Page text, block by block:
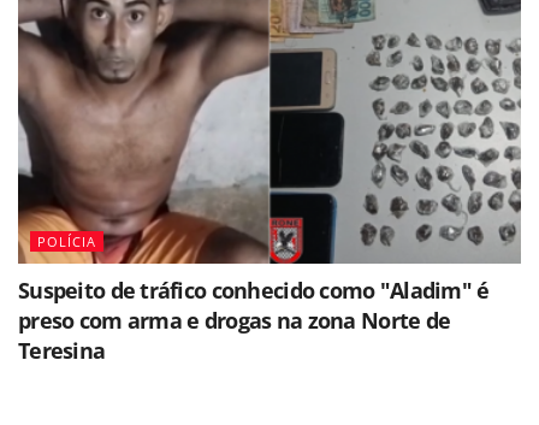
POLÍCIA
Suspeito de tráfico conhecido como "Aladim" é
preso com arma e drogas na zona Norte de
Teresina